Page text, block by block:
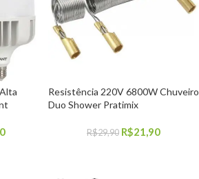
Resistência 220V 6800W Chuveiro
Duo Shower Pratimix
R$29,90 R$21,90